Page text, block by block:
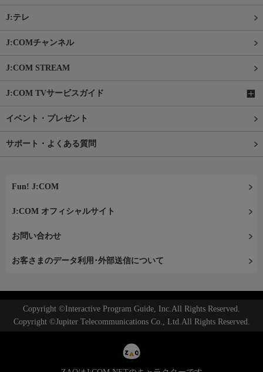
J:テレ
J:COMチャンネル
J:COM STREAM
J:COM TVサービスガイド
イベント・プレゼント
サポート・よくある質問
Fun! J:COM
J:COM オフィシャルサイト
お問い合わせ
お客さまのデータ利用･外部送信について
Copyright ©Interactive Program Guide, Inc.All Rights Reserved.
Copyright ©Jupiter Telecommunications Co., Ltd.All Rights Reserved.